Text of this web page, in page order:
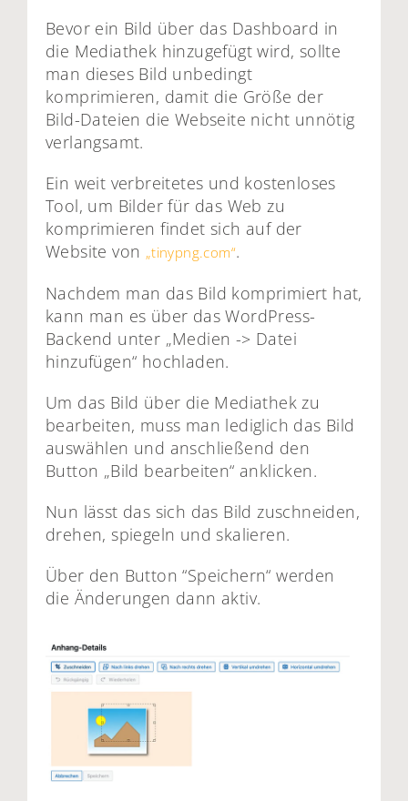
Bevor ein Bild über das Dashboard in
die Mediathek hinzugefügt wird, sollte
man dieses Bild unbedingt
komprimieren, damit die Größe der
Bild-Dateien die Webseite nicht unnötig
verlangsamt.
Ein weit verbreitetes und kostenloses
Tool, um Bilder für das Web zu
komprimieren findet sich auf der
Website von „tinypng.com“.
Nachdem man das Bild komprimiert hat,
kann man es über das WordPress-
Backend unter „Medien -> Datei
hinzufügen“ hochladen.
Um das Bild über die Mediathek zu
bearbeiten, muss man lediglich das Bild
auswählen und anschließend den
Button „Bild bearbeiten“ anklicken.
Nun lässt das sich das Bild zuschneiden,
drehen, spiegeln und skalieren.
Über den Button “Speichern“ werden
die Änderungen dann aktiv.